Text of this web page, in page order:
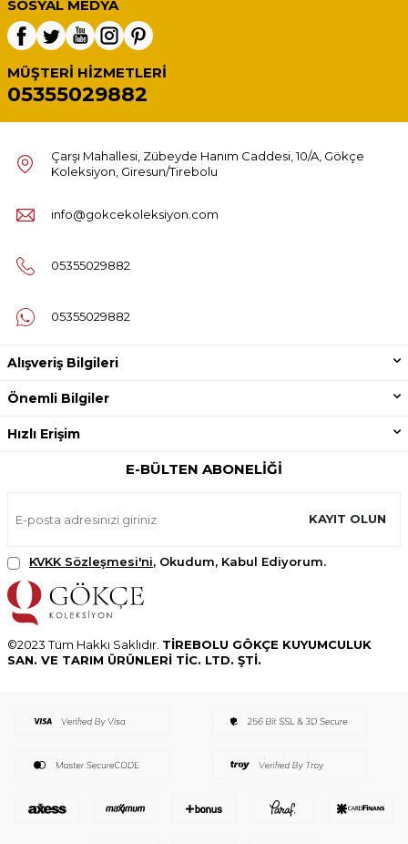
SOSYAL MEDYA
MÜŞTERI HIZMETLERI
05355029882
Çarşı Mahallesi, Zübeyde Hanım Caddesi, 10/A, Gökçe
Koleksiyon, Giresun/Tirebolu
info@gokcekoleksiyon.com
05355029882
05355029882
Alışveriş Bilgileri
Önemli Bilgiler
Hızlı Erişim
E-BÜLTEN ABONELIĞI
KAYIT OLUN
KVKK Sözleşmesi'ni, Okudum, Kabul Ediyorum.
©2023 Tüm Hakkı Saklıdır. TİREBOLU GÖKÇE KUYUMCULUK
SAN. VE TARIM ÜRÜNLERİ TİC. LTD. ŞTİ.